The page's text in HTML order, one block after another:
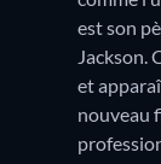
est son
Jackson.
et
nouveau